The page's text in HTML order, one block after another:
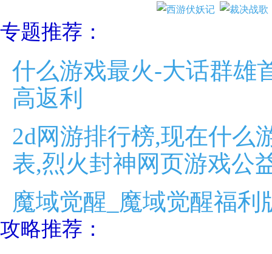
专题推荐：
什么游戏最火-大话群雄
高返利
2d网游排行榜,现在什么
表,烈火封神网页游戏公
魔域觉醒_魔域觉醒福
攻略推荐：